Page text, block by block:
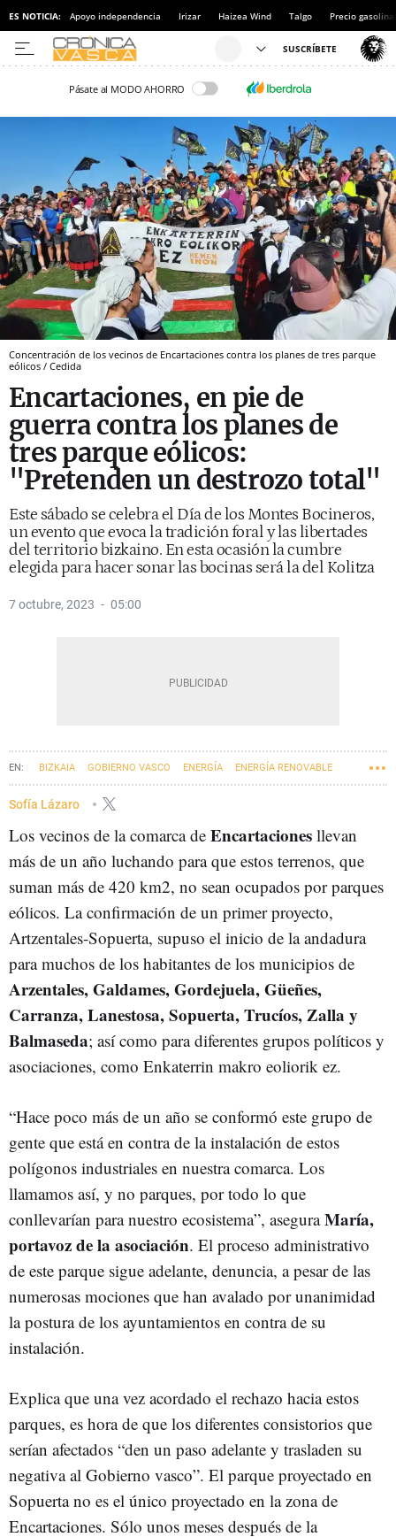
ES NOTICIA: Apoyo independencia Irizar Haizea Wind Talgo Precio gasolina
Pásate al MODO AHORRO
Concentración de los vecinos de Encartaciones contra los planes de tres parque
eólicos / Cedida
Encartaciones, en pie de
guerra contra los planes de
tres parque eólicos:
"Pretenden un destrozo total"
Este sábado se celebra el Día de los Montes Bocineros,
un evento que evoca la tradición foral y las libertades
del territorio bizkaino. En esta ocasión la cumbre
elegida para hacer sonar las bocinas será la del Kolitza
7 octubre, 2023 05:00
BIZKAIA GOBIERNO VASCO ENERGÍA ENERGÍA RENOVABLE
ENERGÍA EÓLICA
Sofía Lázaro
Los vecinos de la comarca de Encartaciones llevan
más de un año luchando para que estos terrenos, que
suman más de 420 km2, no sean ocupados por parques
eólicos. La confirmación de un primer proyecto,
Artzentales-Sopuerta, supuso el inicio de la andadura
para muchos de los habitantes de los municipios de
Arzentales, Galdames, Gordejuela, Güeñes,
Carranza, Lanestosa, Sopuerta, Trucíos, Zalla y
Balmaseda; así como para diferentes grupos políticos y
asociaciones, como Enkaterrin makro eoliorik ez.
“Hace poco más de un año se conformó este grupo de
gente que está en contra de la instalación de estos
polígonos industriales en nuestra comarca. Los
llamamos así, y no parques, por todo lo que
conllevarían para nuestro ecosistema”, aseguraMaría,
portavoz de la asociación. El proceso administrativo
de este parque sigue adelante, denuncia, a pesar de las
numerosas mociones que han avalado por unanimidad
la postura de los ayuntamientos en contra de su
instalación.
Explica que una vez acordado el rechazo hacia estos
parques, es hora de que los diferentes consistorios que
serían afectados “den un paso adelante y trasladen su
negativa al Gobierno vasco”. El parque proyectado en
Sopuerta no es el único proyectado en la zona de
Encartaciones. Sólo unos meses después de la